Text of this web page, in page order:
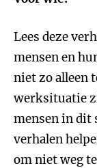
Lees deze
mensen en
niet zo alleen
werksituatie
mensen in dit
verhalen
om niet weg